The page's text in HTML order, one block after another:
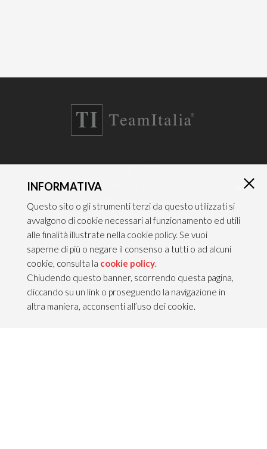
TEAM ITALIA S.R.L.
Caselle di Sommacampagna
37066 VERONA — ITALY
Tel 045/8581640
Fax 045/8581650
info@teamitaliailluminazione.it
PEC teamitaliasrl@gigapec.it
INFORMATIVA
Questo sito o gli strumenti terzi da questo utilizzati si
avvalgono di cookie necessari al funzionamento ed utili
alle finalità illustrate nella cookie policy. Se vuoi
saperne di più o negare il consenso a tutti o ad alcuni
cookie, consulta la cookie policy.
Chiudendo questo banner, scorrendo questa pagina,
cliccando su un link o proseguendo la navigazione in
altra maniera, acconsenti all’uso dei cookie.